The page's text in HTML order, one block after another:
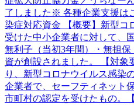
了しました※ 各種企業支援は
染症対応資金 【概要】新型コ
受けた中小企業者に対して、
無利子（当初3年間）・無担
資が創設されました。 【対象
り、新型コロナウイルス感染
企業者で、セーフティネット
市町村の認定を受けたもの。